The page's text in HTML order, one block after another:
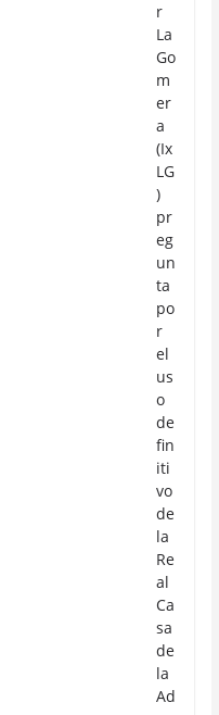
r
La
Go
m
er
a
(Ix
LG
)
pr
eg
un
ta
po
r
el
us
o
de
fin
iti
vo
de
la
Re
al
Ca
sa
de
la
Ad